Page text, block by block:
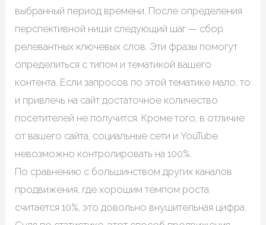
выбранный период времени. После определения
перспективной ниши следующий шаг — сбор
релевантных ключевых слов. Эти фразы помогут
определиться с типом и тематикой вашего
контента. Если запросов по этой тематике мало, то
и привлечь на сайт достаточное количество
посетителей не получится. Кроме того, в отличие
от вашего сайта, социальные сети и YouTube
невозможно контролировать на 100%.
По сравнению с большинством других каналов
продвижения, где хорошим темпом роста
считается 10%, это довольно внушительная цифра.